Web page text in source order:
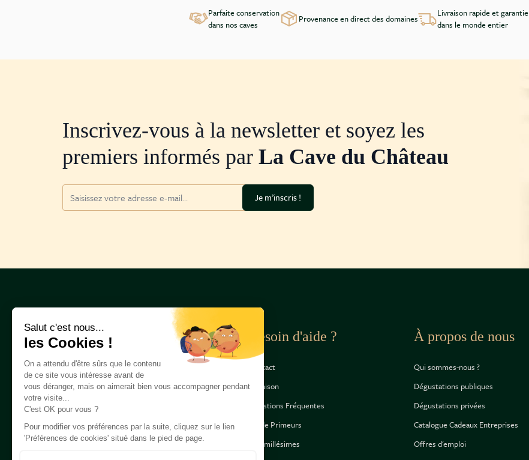
Salut c'est nous...
les Cookies !
On a attendu d'être sûrs que le contenu
de ce site vous intéresse avant de
vous déranger, mais on aimerait bien vous accompagner pendant
votre visite...
C'est OK pour vous ?
Pour modifier vos préférences par la suite, cliquez sur le lien
'Préférences de cookies' situé dans le pied de page.
Parfaite conservation
dans nos caves
Provenance en direct des domaines
Livraison rapide et garantie
dans le monde entier
Inscrivez-vous à la newsletter et soyez les
premiers informés par La Cave du Château
Je m’inscris !
La Cave du Château
31, avenue Franklin D.
Roosevelt, 75008 PARIS
01 82 82 33 33
33600 PESSAC
05 47 50 17 17
Besoin d'aide ?
Contact
Livraison
Questions Fréquentes
Guide Primeurs
Nos millésimes
À propos de nous
Qui sommes-nous ?
Dégustations publiques
Dégustations privées
Catalogue Cadeaux Entreprises
Offres d'emploi